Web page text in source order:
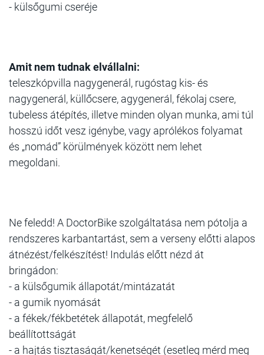
- külsőgumi cseréje
Amit nem tudnak elvállalni:
teleszkópvilla nagygenerál, rugóstag kis- és
nagygenerál, küllőcsere, agygenerál, fékolaj csere,
tubeless átépítés, illetve minden olyan munka, ami túl
hosszú időt vesz igénybe, vagy aprólékos folyamat
és „nomád” körülmények között nem lehet
megoldani.
Ne feledd! A DoctorBike szolgáltatása nem pótolja a
rendszeres karbantartást, sem a verseny előtti alapos
átnézést/felkészítést! Indulás előtt nézd át
bringádon:
- a külsőgumik állapotát/mintázatát
- a gumik nyomását
- a fékek/fékbetétek állapotát, megfelelő
beállítottságát
- a hajtás tisztaságát/kenetségét (esetleg mérd meg